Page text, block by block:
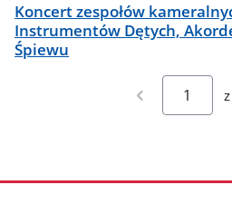
Koncert zespołów
Instrumentów Dętych,
Śpiewu
z